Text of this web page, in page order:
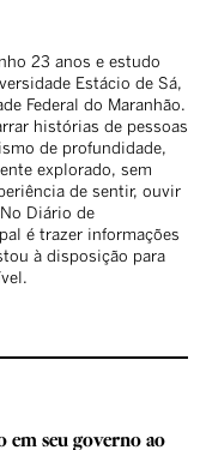
23 anos e estudo
Estácio de Sá,
Federal do Maranhão.
histórias de pessoas
de profundidade,
explorado, sem
de sentir, ouvir
Diário de
é trazer informações
à disposição para
seu governo ao